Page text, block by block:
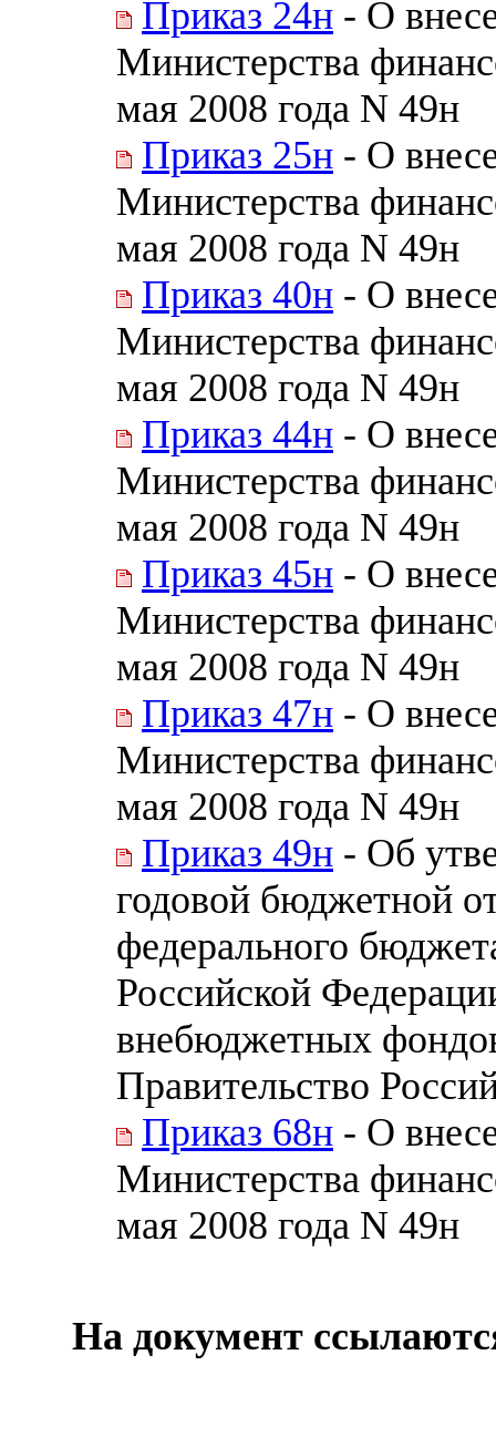
Приказ 24н - О
Министерства
мая 2008 года N 49н
Приказ 25н - О
Министерства
мая 2008 года N 49н
Приказ 40н - О
Министерства
мая 2008 года N 49н
Приказ 44н - О
Министерства
мая 2008 года N 49н
Приказ 45н - О
Министерства
мая 2008 года N 49н
Приказ 47н - О
Министерства
мая 2008 года N 49н
Приказ 49н - Об
годовой бюджетной
федерального
Российской
внебюджетных
Правительство
Приказ 68н - О
Министерства
мая 2008 года N 49н
На документ